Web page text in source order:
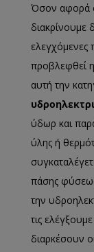
Όσον αφορά
διακρίνουμε
προβλεφθεί
αυτή την
ύδωρ και
ύλης ή
πάσης
την
τις
διαρκέσουν